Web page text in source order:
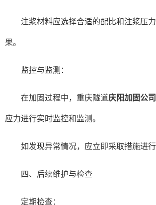
注浆材料应选择合适的配比和注浆压
果。
监控与监测：
在加固过程中，重庆隧道庆阳加固公司
应力进行实时监控和监测。
如发现异常情况，应立即采取措施进行
四、后续维护与检查
定期检查：